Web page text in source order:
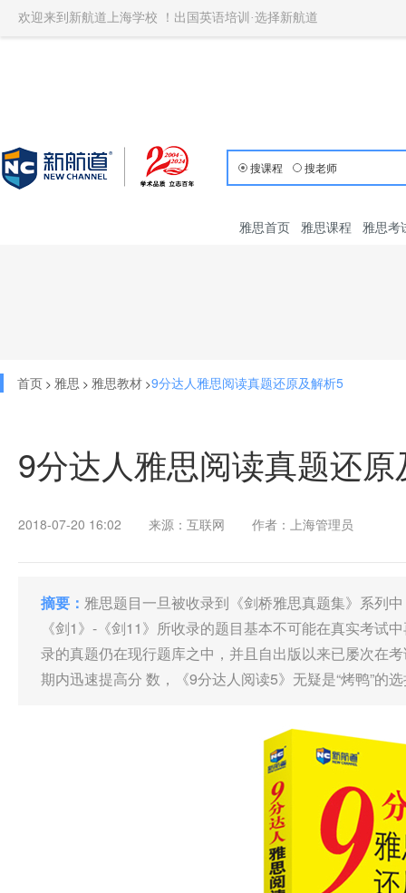
欢迎来到新航道上海学校 ！出国英语培训·选择新航道
搜课程 搜老师
雅思首页 雅思课程 雅思考
首页 > 雅思 > 雅思教材 >9分达人雅思阅读真题还原及解析5
9分达人雅思阅读真题还
2018-07-20 16:02 来源：互联网 作者：上海管理员
摘要： 雅思题目一旦被收录到《剑桥雅思真题集》系列
《剑1》-《剑11》所收录的题目基本不可能在真实考试
录的真题仍在现行题库之中，并且自出版以来已屡次在
期内迅速提高分 数，《9分达人阅读5》无疑是“烤鸭”的